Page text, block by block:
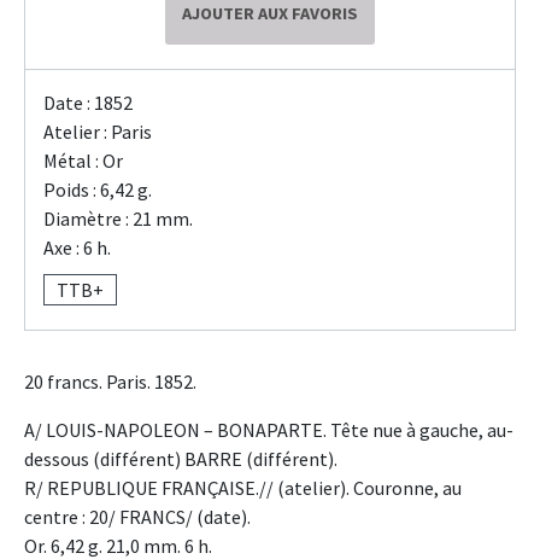
AJOUTER AUX FAVORIS
Date : 1852
Atelier : Paris
Métal : Or
Poids : 6,42 g.
Diamètre : 21 mm.
Axe : 6 h.
TTB+
20 francs. Paris. 1852.
A/ LOUIS-NAPOLEON – BONAPARTE. Tête nue à gauche, au-
dessous (différent) BARRE (différent).
R/ REPUBLIQUE FRANÇAISE.// (atelier). Couronne, au
centre : 20/ FRANCS/ (date).
Or. 6,42 g. 21,0 mm. 6 h.